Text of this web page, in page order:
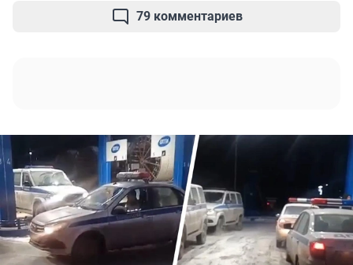
79 комментариев